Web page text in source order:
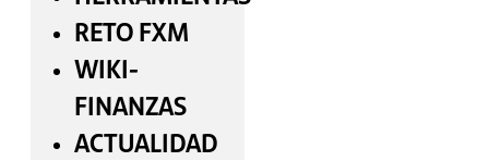
RETO FXM
WIKI-
FINANZAS
ACTUALIDAD